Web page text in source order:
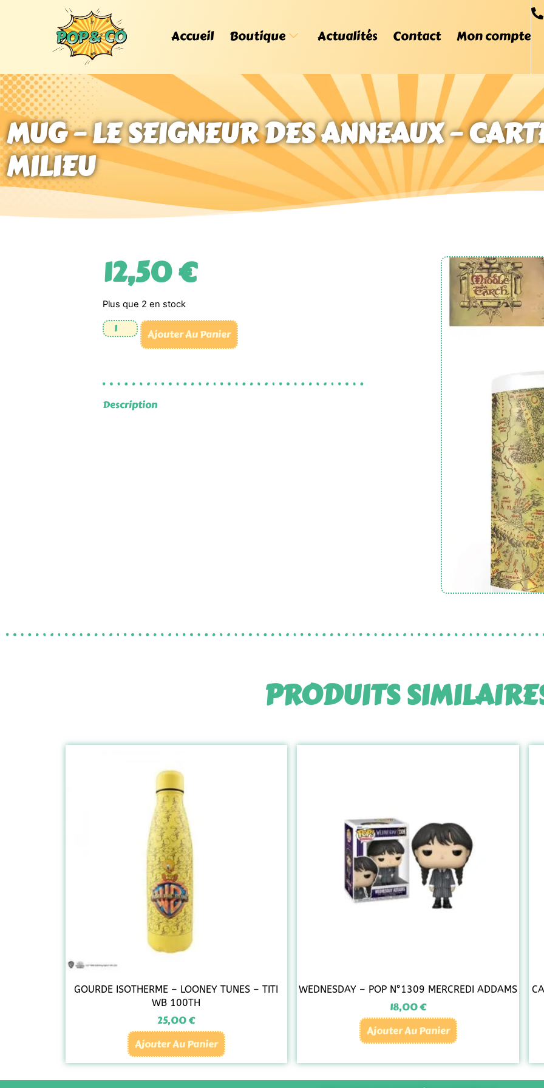
Accueil Boutique Actualités Contact Mon compte
MUG – LE SEIGNEUR DES ANNEAUX –
MILIEU
12,50€
Plus que 2 en stock
Ajouter Au Panier
Description
PRODUITS
GOURDE ISOTHERME – LOONEY TUNES – TITI
WB 100TH
25,00€
Ajouter Au Panier
WEDNESDAY – POP N°1309 MERCREDI ADDAMS
18,00€
Ajouter Au Panier